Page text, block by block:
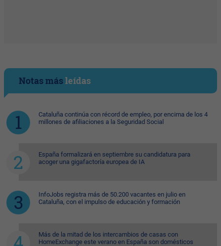
Notas másleídas
Cataluña continúa con récord de empleo, por encima de los 4
millones de afiliaciones a la Seguridad Social
España formalizará en septiembre su candidatura para
acoger una gigafactoría europea de IA
InfoJobs registra más de 50.200 vacantes en julio en
Cataluña, con el impulso de educación y formación
Más de la mitad de los intercambios de casas con
HomeExchange este verano en España son domésticos